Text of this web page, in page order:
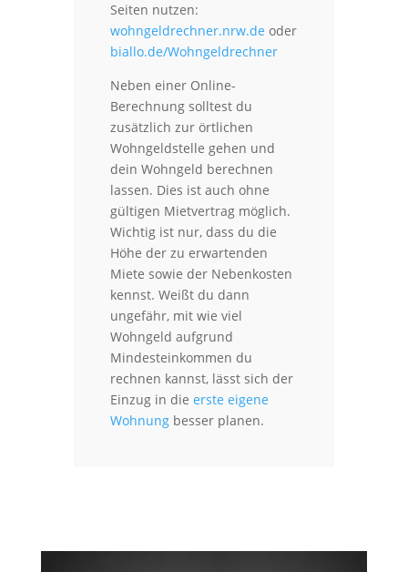
Seiten nutzen:
wohngeldrechner.nrw.de oder
biallo.de/Wohngeldrechner
Neben einer Online-
Berechnung solltest du
zusätzlich zur örtlichen
Wohngeldstelle gehen und
dein Wohngeld berechnen
lassen. Dies ist auch ohne
gültigen Mietvertrag möglich.
Wichtig ist nur, dass du die
Höhe der zu erwartenden
Miete sowie der Nebenkosten
kennst. Weißt du dann
ungefähr, mit wie viel
Wohngeld aufgrund
Mindesteinkommen du
rechnen kannst, lässt sich der
Einzug in die erste eigene
Wohnungbesser planen.